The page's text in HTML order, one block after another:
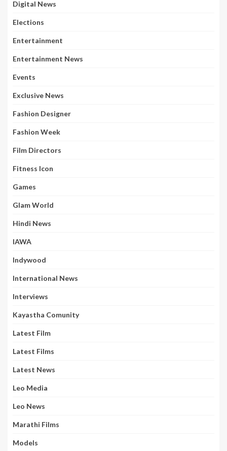
Digital News
Elections
Entertainment
Entertainment News
Events
Exclusive News
Fashion Designer
Fashion Week
Film Directors
Fitness Icon
Games
Glam World
Hindi News
IAWA
Indywood
International News
Interviews
Kayastha Comunity
Latest Film
Latest Films
Latest News
Leo Media
Leo News
Marathi Films
Models